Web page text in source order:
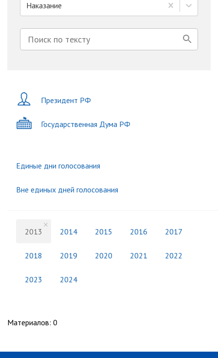
Наказание
Президент РФ
Государственная Дума РФ
Единые дни голосования
Вне единых дней голосования
2013 2014 2015 2016 2017
2018 2019 2020 2021 2022
2023 2024
Материалов: 0